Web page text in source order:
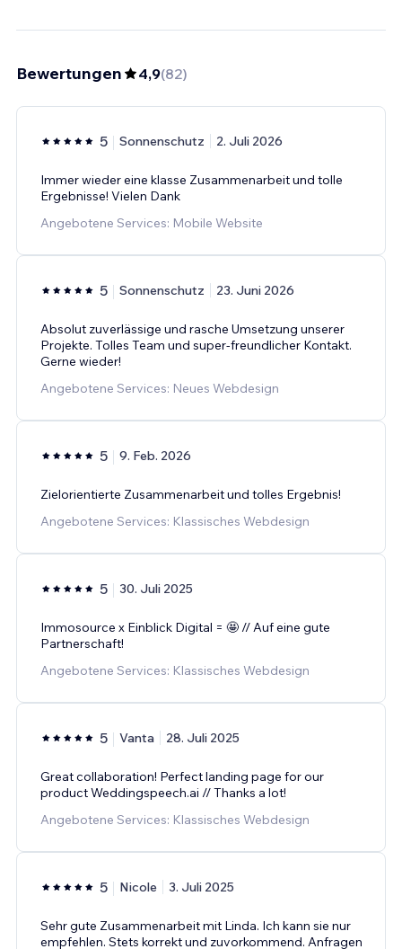
Bewertungen 4,9(82)
5 Sonnenschutz 2. Juli 2026
Immer wieder eine klasse Zusammenarbeit und tolle
Ergebnisse! Vielen Dank
Angebotene Services: Mobile Website
5 Sonnenschutz 23. Juni 2026
Absolut zuverlässige und rasche Umsetzung unserer
Projekte. Tolles Team und super-freundlicher Kontakt.
Gerne wieder!
Angebotene Services: Neues Webdesign
5 9. Feb. 2026
Zielorientierte Zusammenarbeit und tolles Ergebnis!
Angebotene Services: Klassisches Webdesign
5 30. Juli 2025
Immosource x Einblick Digital = 🤩 // Auf eine gute
Partnerschaft!
Angebotene Services: Klassisches Webdesign
5 Vanta 28. Juli 2025
Great collaboration! Perfect landing page for our
product Weddingspeech.ai // Thanks a lot!
Angebotene Services: Klassisches Webdesign
5 Nicole 3. Juli 2025
Sehr gute Zusammenarbeit mit Linda. Ich kann sie nur
empfehlen. Stets korrekt und zuvorkommend. Anfragen